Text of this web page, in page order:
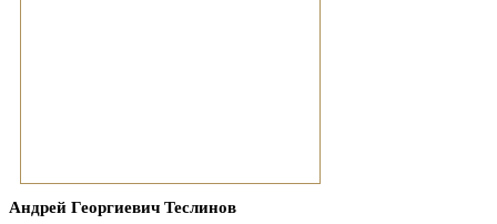
Андрей Георгиевич Теслинов